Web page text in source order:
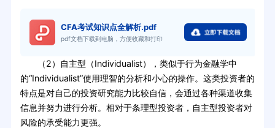
CFA考试知识点全解析.pdf
pdf文档下载到电脑，方便收藏和打印
（2）自主型（Individualist），类似于行为金融学中
的“Individualist”使用理智的分析和小心的操作。这类投资者的
特点是对自己的投资研究能力比较自信，会通过各种渠道收集
信息并努力进行分析。相对于条理型投资者，自主型投资者对
风险的承受能力更强。